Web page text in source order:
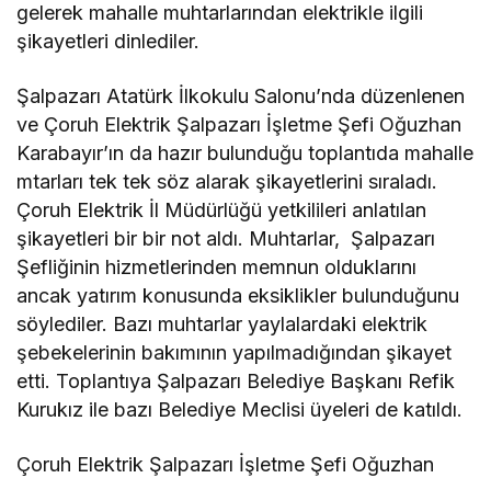
gelerek mahalle muhtarlarından elektrikle ilgili
şikayetleri dinlediler.
Şalpazarı Atatürk İlkokulu Salonu’nda düzenlenen
ve Çoruh Elektrik Şalpazarı İşletme Şefi Oğuzhan
Karabayır’ın da hazır bulunduğu toplantıda mahalle
mtarları tek tek söz alarak şikayetlerini sıraladı.
Çoruh Elektrik İl Müdürlüğü yetkilileri anlatılan
şikayetleri bir bir not aldı. Muhtarlar, Şalpazarı
Şefliğinin hizmetlerinden memnun olduklarını
ancak yatırım konusunda eksiklikler bulunduğunu
söylediler. Bazı muhtarlar yaylalardaki elektrik
şebekelerinin bakımının yapılmadığından şikayet
etti. Toplantıya Şalpazarı Belediye Başkanı Refik
Kurukız ile bazı Belediye Meclisi üyeleri de katıldı.
Çoruh Elektrik Şalpazarı İşletme Şefi Oğuzhan